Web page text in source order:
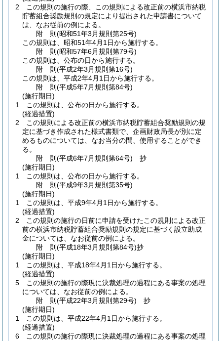
2
この規則の施行の際、この規則による改正前の横浜市納税
貯蓄組合奨励規則の規定により提出された申請書について
は、なお従前の例による。
附 則(昭和51年3月規則第25号)
この規則は、昭和51年4月1日から施行する。
附 則(昭和57年6月規則第79号)
この規則は、公布の日から施行する。
附 則(平成2年3月規則第16号)
この規則は、平成2年4月1日から施行する。
附 則(平成5年7月規則第84号)
(施行期日)
1
この規則は、公布の日から施行する。
(経過措置)
2
この規則による改正前の横浜市納税貯蓄組合奨励規則の規
定に基づき作成された様式書類で、企画財政局長が別に定
めるものについては、なお当分の間、使用することができ
る。
附 則(平成6年7月規則第64号) 抄
(施行期日)
1
この規則は、公布の日から施行する。
附 則(平成9年3月規則第35号)
(施行期日)
1
この規則は、平成9年4月1日から施行する。
(経過措置)
2
この規則の施行の日前に申請を受けたこの規則による改正
前の横浜市納税貯蓄組合奨励規則の規定に基づく設立助成
金については、なお従前の例による。
附 則(平成18年3月規則第84号)抄
(施行期日)
1
この規則は、平成18年4月1日から施行する。
(経過措置)
5
この規則の施行の際現に決裁処理の過程にある事案の処理
については、なお従前の例による。
附 則(平成22年3月規則第29号) 抄
(施行期日)
1
この規則は、平成22年4月1日から施行する。
(経過措置)
6
この規則の施行の際現に決裁処理の過程にある事案の処理